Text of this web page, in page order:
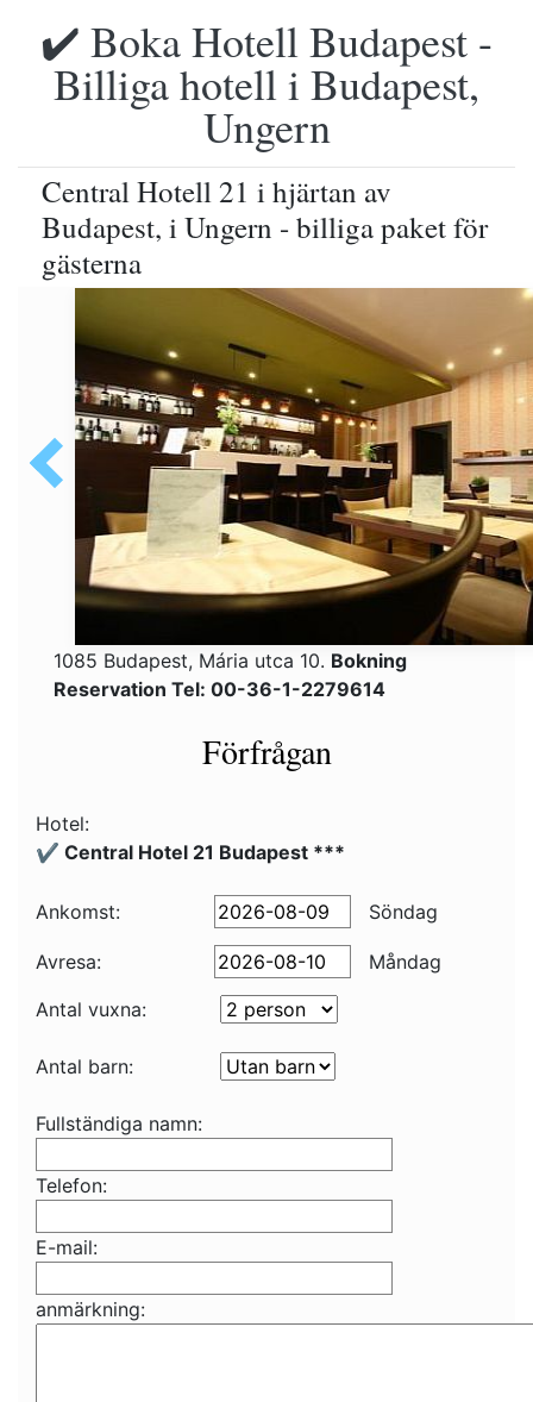
✔️ Boka Hotell Budapest -
Billiga hotell i Budapest,
Ungern
Central Hotell 21 i hjärtan av
Budapest, i Ungern - billiga paket för
gästerna
1085 Budapest, Mária utca 10. Bokning
Reservation Tel: 00-36-1-2279614
Förfrågan
Hotel:
✔️ Central Hotel 21 Budapest ***
Ankomst: Söndag
Avresa:
Måndag
Antal vuxna:
Antal barn:
Fullständiga namn:
Telefon:
E-mail:
anmärkning: